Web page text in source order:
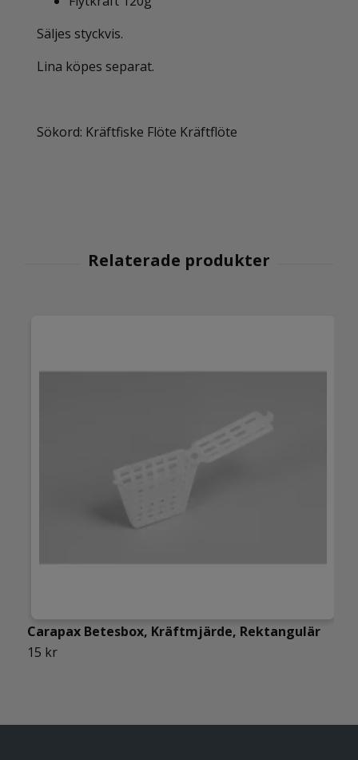
Säljes styckvis.
Lina köpes separat.
Sökord: Kräftfiske Flöte Kräftflöte
Carapax Betesbox, Kräftmjärde, Rektangulär
15 kr